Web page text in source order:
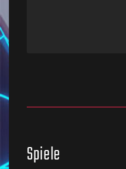
Spiele